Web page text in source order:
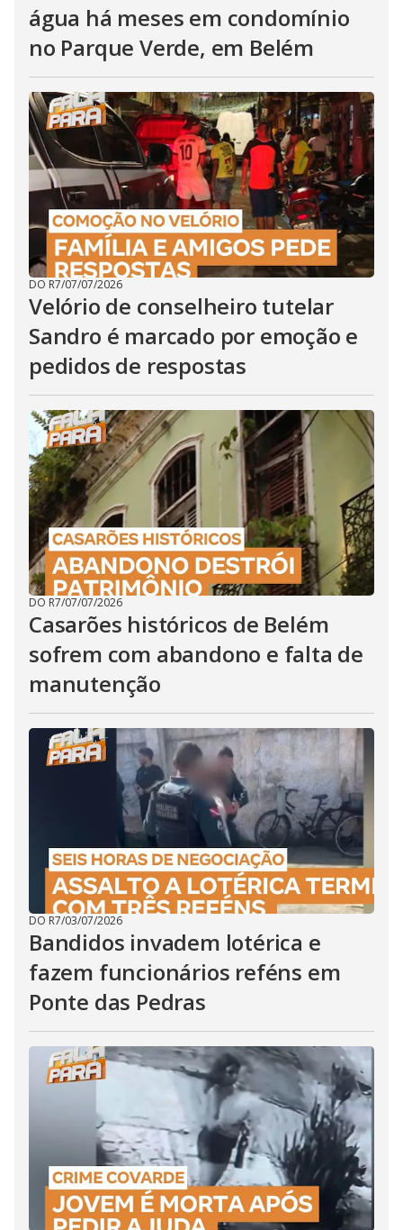
água há meses em condomínio
no Parque Verde, em Belém
DO R7/07/07/2026
Velório de conselheiro tutelar
Sandro é marcado por emoção e
pedidos de respostas
DO R7/07/07/2026
Casarões históricos de Belém
sofrem com abandono e falta de
manutenção
DO R7/03/07/2026
Bandidos invadem lotérica e
fazem funcionários reféns em
Ponte das Pedras